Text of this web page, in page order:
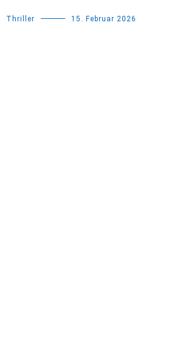
Thriller 15. Februar 2026